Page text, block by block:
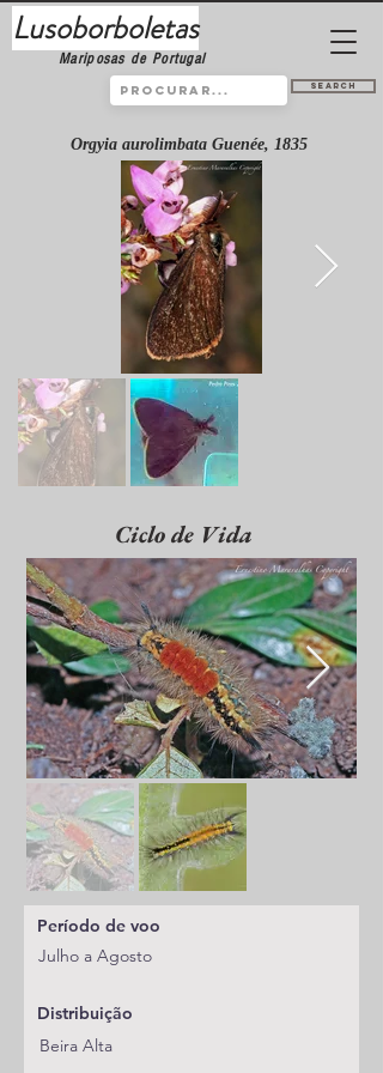
Lusoborboletas
Mariposas de Portugal
Search
Orgyia aurolimbata Guenée, 1835
Ciclo de Vida
Período de voo
Julho a Agosto
Distribuição
Beira Alta